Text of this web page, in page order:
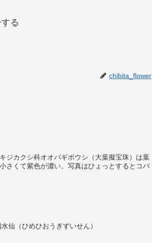
る
chibita_flower
カクシ科オオバギボウシ（大葉擬宝珠）は葉
さくて紫色が濃い。写真はひょっとするとコバ
仙（ひめひおうぎずいせん）